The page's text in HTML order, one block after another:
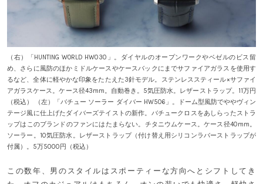
（右）「HUNTING WORLD HW030」。ダイヤルのオープンワークやベゼルのビス留
め、さらに風防のほかミドルケースやケースバックにまでサファイアガラスを使用す
るなど、全体に軽やかな印象をたたえた3針モデル。ステンレススティール×サファイ
アガラスケース。ケース径43mm。自動巻き。5気圧防水。レザーストラップ。11万円
（税込） （左）「バチュー ソーラー ダイバー HW506」。ドーム型風防でややヴィン
テージ風に仕上げたダイバーズテイストの新作。バチュークロスをあしらったストラ
ップはこのブランドのファンにはたまらない。チタニウムケース。ケース径40mm。
ソーラー。10気圧防水。レザーストラップ（付け替え用シリコンラバーストラップが
付属）。5万5000円（税込）
この数年、男のスタイルはスポーティーな方向へとシフトしてき